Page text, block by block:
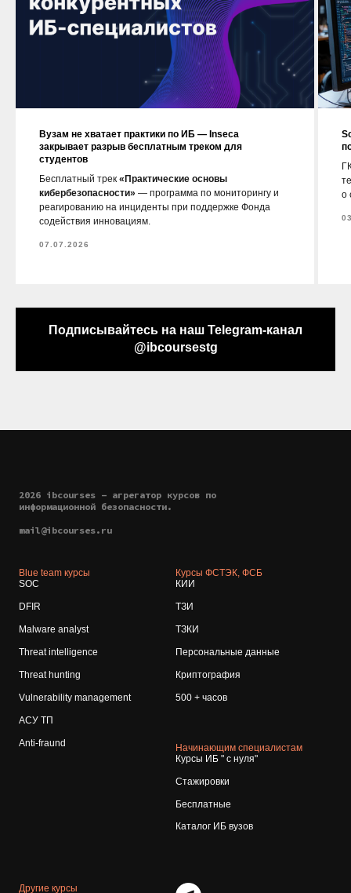
Вузам не хватает практики по ИБ — Inseca
закрывает разрыв бесплатным треком для
студентов
Бесплатный трек «Практические основы
кибербезопасности» — программа по мониторингу и
реагированию на инциденты при поддержке Фонда
содействия инновациям.
07.07.2026
о
Подписывайтесь на наш Telegram-канал
@ibcoursestg
2026 ibcourses - агрегатор курсов по
информационной безопасности.
mail@ibcourses.ru
Blue team курсы
SOC
DFIR
Malware analyst
Threat intelligence
Threat hunting
Vulnerability management
АСУ ТП
Anti-fraund
Курсы ФСТЭК, ФСБ
КИИ
ТЗИ
ТЗКИ
Персональные данные
Криптография
500 + часов
Начинающим специалистам
Курсы ИБ " с нуля"
Стажировки
Бесплатные
Каталог ИБ вузов
Другие курсы